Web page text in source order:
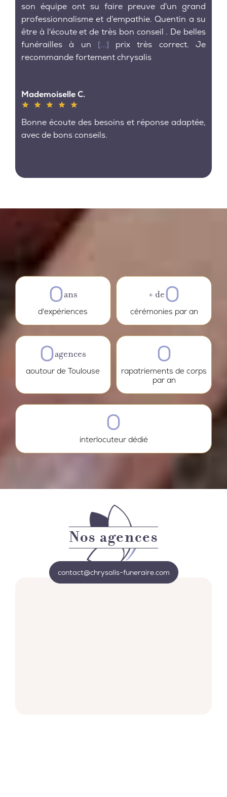
son équipe ont su faire preuve d'un grand
professionnalisme et d'empathie. Quentin a su
être à l'écoute et de très bon conseil . De belles
funérailles à un [...]
prix très correct. Je
recommande fortement chrysalis
Mademoiselle C.
Bonne écoute des besoins et réponse adaptée,
avec de bons conseils.
0ans
d'expériences
+ de0
cérémonies par an
0agences
aoutour de Toulouse
0
rapatriements de corps
par an
0
interlocuteur dédié
Nos agences
contact@chrysalis-funeraire.com